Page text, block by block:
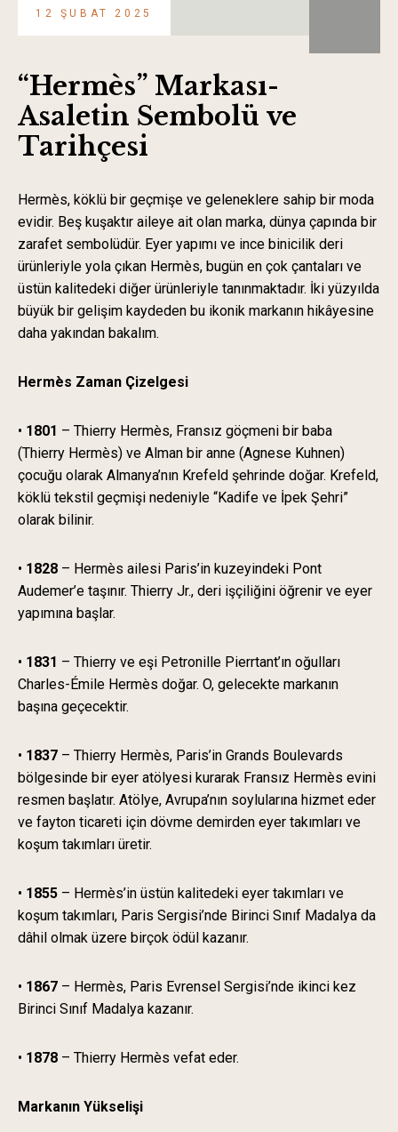
“Hermès” Markası-
Asaletin Sembolü ve
Tarihçesi
Hermès, köklü bir geçmişe ve geleneklere sahip bir moda
evidir. Beş kuşaktır aileye ait olan marka, dünya çapında bir
zarafet sembolüdür. Eyer yapımı ve ince binicilik deri
ürünleriyle yola çıkan Hermès, bugün en çok çantaları ve
üstün kalitedeki diğer ürünleriyle tanınmaktadır. İki yüzyılda
büyük bir gelişim kaydeden bu ikonik markanın hikâyesine
daha yakından bakalım.
Hermès Zaman Çizelgesi
• 1801 – Thierry Hermès, Fransız göçmeni bir baba
(Thierry Hermès) ve Alman bir anne (Agnese Kuhnen)
çocuğu olarak Almanya’nın Krefeld şehrinde doğar. Krefeld,
köklü tekstil geçmişi nedeniyle “Kadife ve İpek Şehri”
olarak bilinir.
• 1828 – Hermès ailesi Paris’in kuzeyindeki Pont
Audemer’e taşınır. Thierry Jr., deri işçiliğini öğrenir ve eyer
yapımına başlar.
• 1831 – Thierry ve eşi Petronille Pierrtant’ın oğulları
Charles-Émile Hermès doğar. O, gelecekte markanın
başına geçecektir.
• 1837 – Thierry Hermès, Paris’in Grands Boulevards
bölgesinde bir eyer atölyesi kurarak Fransız Hermès evini
resmen başlatır. Atölye, Avrupa’nın soylularına hizmet eder
ve fayton ticareti için dövme demirden eyer takımları ve
koşum takımları üretir.
• 1855 – Hermès’in üstün kalitedeki eyer takımları ve
koşum takımları, Paris Sergisi’nde Birinci Sınıf Madalya da
dâhil olmak üzere birçok ödül kazanır.
• 1867 – Hermès, Paris Evrensel Sergisi’nde ikinci kez
Birinci Sınıf Madalya kazanır.
• 1878 – Thierry Hermès vefat eder.
Markanın Yükselişi
12 ŞUBAT 2025